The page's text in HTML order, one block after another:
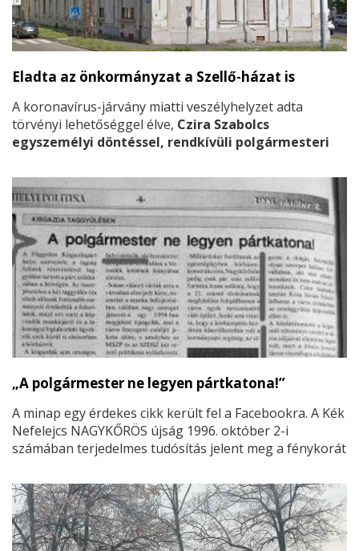
Eladta az önkormányzat a Szellő-házat is
A koronavírus-járvány miatti veszélyhelyzet adta
törvényi lehetőséggel élve, Czira Szabolcs
egyszemélyi döntéssel, rendkívüli polgármesteri
tulajdonában álló Határ u. 6., 8., 10., 12.
ingatlanokat, a Zöldfa utca 17. szám alatti
társasház 1. számú albetétét, valamint a Rákóczi
utca 55/1-2-3-4-5. számú lakásokat.Ez utóbbi
épületet a városban az építtető Szellő Sándor
vendéglős neve után Szellő-házként ismerik.A
nyilvános határozat szerint a nyertes vásárló
minden esetben a nagykőrösi Betty Home Kft,
amelynek a tulajdonosa és ügyvezetője Lantai
Zsolt.
„A polgármester ne legyen pártkatona!”
A minap egy érdekes cikk került fel a Facebookra. A Kék
Nefelejcs NAGYKŐRÖS újság 1996. október 2-i
számában terjedelmes tudósítás jelent meg a fénykorát
taggyűléséről. A beszámoló szerint a kisgazda tagság
az akkor még félkész állapotban lévő új kórház
érdekében nagyobb harcosságot szeretett volna látni
Kósa István polgármestertől (MSZP-SZDSZ), akár a